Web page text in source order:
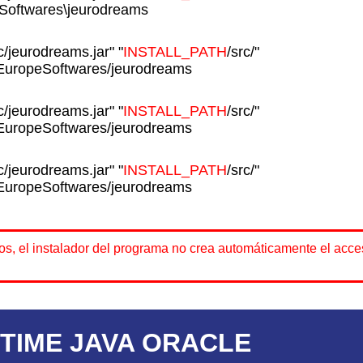
jeurodreams.jar" "INSTALL_PATH/src/"
jeurodreams
jeurodreams.jar" "INSTALL_PATH/src/"
jeurodreams
jeurodreams.jar" "INSTALL_PATH/src/"
jeurodreams
el instalador del programa no crea automáticamente el
JAVA ORACLE